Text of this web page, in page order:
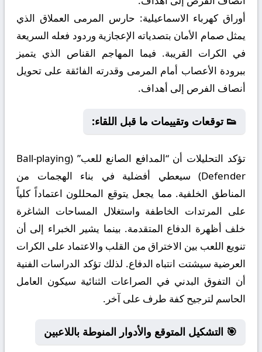
أوراق كهرباء الاسماعيلية: حارس المرمى العملاق الذي
يمثل صمام الأمان بتصدياته الإعجازية وردود فعله السريعة
في الكرات القريبة. فيما المهاجم القناص الذي يتميز
ببرودة الأعصاب أمام المرمى وقدرته الفائقة على تحويل
أنصاف الفرص إلى أهداف.
👟 توقعات وتقييمات ما قبل اللقاء:
تؤكد التحليلات أن “المدافع الصانع للعب” (Ball-playing
Defender) سيعطي أفضلية في بناء الهجمات من
المناطق الخلفية. مما يجعل يتوقع المحللون اعتماداً كلياً
على المرتدات الخاطفة واستغلال المساحات الشاغرة
خلف أظهرة الدفاع المتقدمة. بينما يشير الخبراء إلى أن
تنويع اللعب بين الاختراق من القلب والاعتماد على الكرات
العرضية سيشتت انتباه الدفاع. لذلك تؤكد الدراسات الفنية
أن التفوق البدني في الصراعات الثنائية سيكون العامل
الحاسم لترجيح كفة طرف على آخر.
🎯 التشكيل المتوقع والأدوار المنوطة باللاعبين